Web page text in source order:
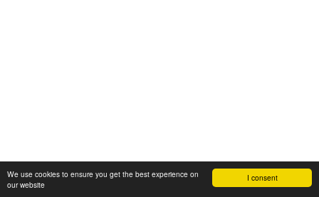
I consent
We use cookies to ensure you get the best experience on
our website